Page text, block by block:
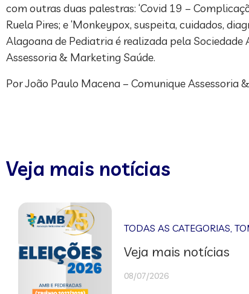
com outras duas palestras: ‘Covid 19 –
Ruela Pires; e ‘Monkeypox, suspeita, cuidados,
Alagoana de Pediatria é realizada pela
Assessoria & Marketing Saúde.
Por João Paulo Macena – Comunique Assessoria
Veja mais notícias
TODAS AS CATEGORIAS,
Veja mais notícias
08/07/2026